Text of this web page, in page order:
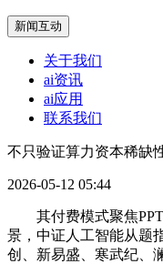
新闻互动
关于我们
ai资讯
ai应用
联系我们
不只验证算力资本稀缺
2026-05-12 05:44
其付费模式聚焦PPT
景，中证人工智能从题
创、新易盛、寒武纪、